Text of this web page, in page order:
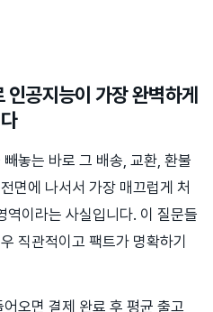
공지능이 가장 완벽하게
놓는 바로 그 배송, 교환, 환불
면에 나서서 가장 매끄럽게 처
역이라는 사실입니다. 이 질문들
직관적이고 팩트가 명확하기
오면 결제 완료 후 평균 출고